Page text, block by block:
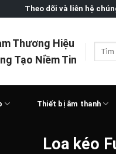
Theo dõi và liên hệ
Thương Hiệu
Tạo Niềm Tin
Tìm
Thiết bị âm thanh
Loa kéo